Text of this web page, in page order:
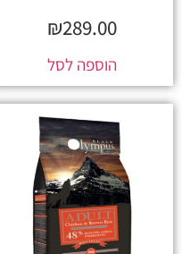
₪289.00
הוספה לסל